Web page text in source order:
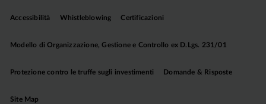
Accessibilità Whistleblowing Certificazioni
Modello di Organizzazione, Gestione e Controllo ex D.Lgs. 231/01
Protezione contro le truffe sugli investimenti Domande & Risposte
Site Map